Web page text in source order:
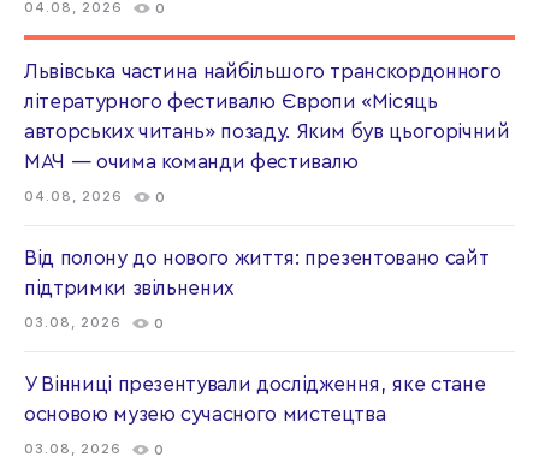
04.08, 2026 0
Львівська частина найбільшого транскордонного
літературного фестивалю Європи «Місяць
авторських читань» позаду. Яким був цьогорічний
МАЧ — очима команди фестивалю
04.08, 2026 0
Від полону до нового життя: презентовано сайт
підтримки звільнених
03.08, 2026 0
У Вінниці презентували дослідження, яке стане
основою музею сучасного мистецтва
03.08, 2026 0